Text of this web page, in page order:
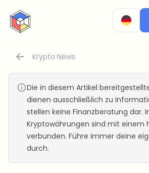
CryptoTicker
Krypto News
Die in diesem Artikel
dienen ausschließlich zu
stellen keine Finanzberatung dar.
Kryptowährungen sind mit einem
verbunden. Führe immer deine
durch.